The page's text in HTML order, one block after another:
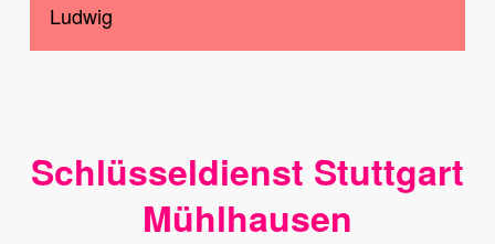
Ludwig
Schlüsseldienst Stuttgart
Mühlhausen